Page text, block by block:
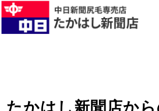
たかはし新聞店か